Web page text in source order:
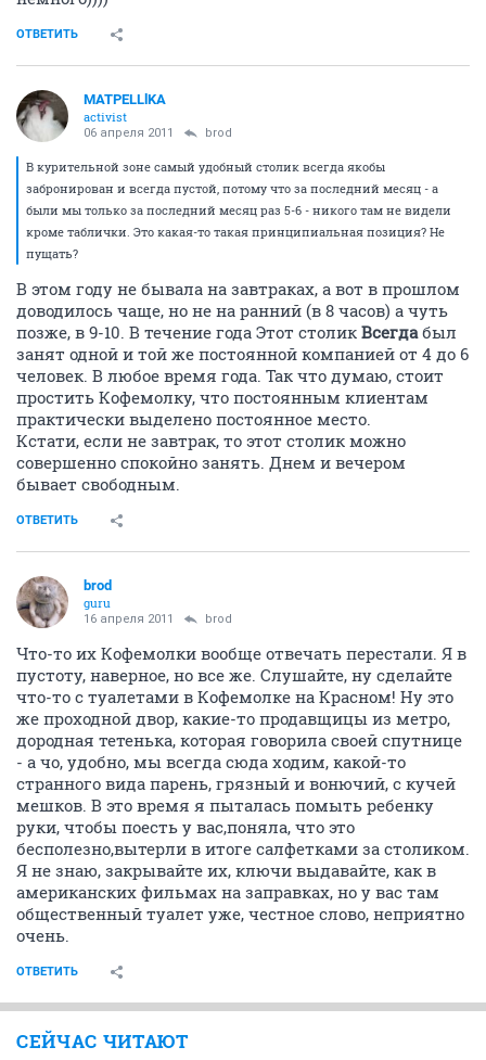
ОТВЕТИТЬ
MATPELLlKA
activist
06 апреля 2011 brod
В курительной зоне самый удобный столик всегда якобы
забронирован и всегда пустой, потому что за последний месяц - а
были мы только за последний месяц раз 5-6 - никого там не видели
кроме таблички. Это какая-то такая принципиальная позиция? Не
пущать?
В этом году не бывала на завтраках, а вот в прошлом
доводилось чаще, но не на ранний (в 8 часов) а чуть
позже, в 9-10. В течение года Этот столик Всегдабыл
занят одной и той же постоянной компанией от 4 до 6
человек. В любое время года. Так что думаю, стоит
простить Кофемолку, что постоянным клиентам
практически выделено постоянное место.
Кстати, если не завтрак, то этот столик можно
совершенно спокойно занять. Днем и вечером
бывает свободным.
ОТВЕТИТЬ
brod
guru
16 апреля 2011 brod
Что-то их Кофемолки вообще отвечать перестали. Я в
пустоту, наверное, но все же. Слушайте, ну сделайте
что-то с туалетами в Кофемолке на Красном! Ну это
же проходной двор, какие-то продавщицы из метро,
дородная тетенька, которая говорила своей спутнице
- а чо, удобно, мы всегда сюда ходим, какой-то
странного вида парень, грязный и вонючий, с кучей
мешков. В это время я пыталась помыть ребенку
руки, чтобы поесть у вас,поняла, что это
бесполезно,вытерли в итоге салфетками за столиком.
Я не знаю, закрывайте их, ключи выдавайте, как в
американских фильмах на заправках, но у вас там
общественный туалет уже, честное слово, неприятно
очень.
ОТВЕТИТЬ
СЕЙЧАС ЧИТАЮТ